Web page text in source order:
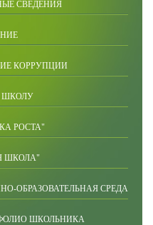
СВЕДЕНИЯ
КОРРУПЦИИ
ШКОЛУ
РОСТА"
ШКОЛА"
ОБРАЗОВАТЕЛЬНАЯ СРЕДА
ШКОЛЬНИКА